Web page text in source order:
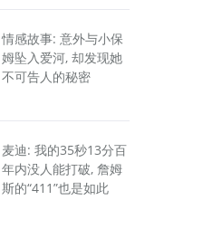
情感故事: 意外与小保
姆坠入爱河, 却发现她
不可告人的秘密
麦迪: 我的35秒13分百
年内没人能打破, 詹姆
斯的“411”也是如此